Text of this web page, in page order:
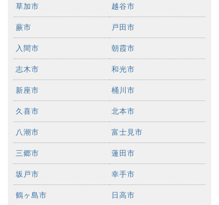
草加市 越谷市
蕨市 戸田市
入間市 朝霞市
志木市 和光市
新座市 桶川市
久喜市 北本市
八潮市 富士見市
三郷市 蓮田市
坂戸市 幸手市
鶴ヶ島市 日高市